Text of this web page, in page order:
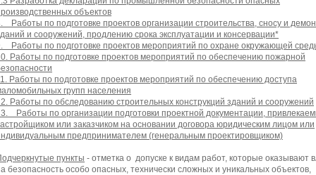
объектов
Работы по подготовке проектов организации строительства, сносу и
и сооружений, продлению срока эксплуатации и консервации*
Работы по подготовке проектов мероприятий по охране окружающей
Работы по подготовке проектов мероприятий по обеспечению пожарной
Работы по подготовке проектов мероприятий по обеспечению доступа
групп населения
Работы по обследованию строительных конструкций зданий и сооружений
Работы по организации подготовки проектной документации,
или заказчиком на основании договора юридическим лицом или
предпринимателем (генеральным проектировщиком)
пункты - отметка о допуске к видам работ, которые оказывают
безопасность особо опасных, технически сложных и уникальных объектов,